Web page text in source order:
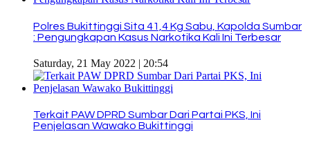
Polres Bukittinggi Sita 41,4 Kg Sabu, Kapolda Sumbar
: Pengungkapan Kasus Narkotika Kali Ini Terbesar
Saturday, 21 May 2022 | 20:54
Terkait PAW DPRD Sumbar Dari Partai PKS, Ini
Penjelasan Wawako Bukittinggi